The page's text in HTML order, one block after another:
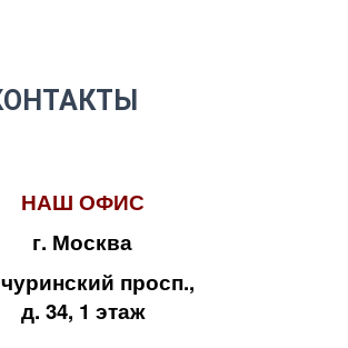
НАШ ОФИС
г. Москва
просп.,
д. 34, 1 этаж